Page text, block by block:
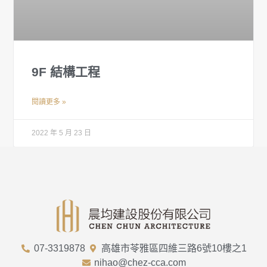
9F 結構工程
閱讀更多 »
2022 年 5 月 23 日
07-3319878
高雄市苓雅區四維三路6號10樓之1
nihao@chez-cca.com